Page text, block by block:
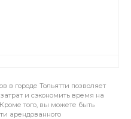
в городе Тольятти позволяет
и сэкономить время на
того, вы можете быть
арендованного